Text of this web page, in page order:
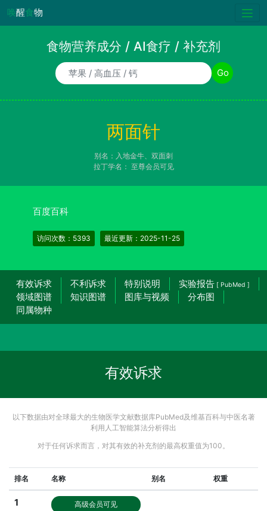
唤醒食物
食物营养成分 / AI食疗 / 补充剂
食物/AI食疗诉求/补充剂名称 Go
两面针
别名：入地金牛、双面刺
拉丁学名： 至尊会员可见
百度百科
访问次数：5393 最近更新：2025-11-25
有效诉求 不利诉求 特别说明 实验报告 [ PubMed ]
领域图谱 知识图谱 图库与视频
分布图
同属物种
有效诉求
以下数据由对全球最大的生物医学文献数据库PubMed及维基百科与中医名著
利用人工智能算法分析得出
对于任何诉求而言，对其有效的补充剂的最高权重值为100。
排名 名称 别名 权重
1 高级会员可见